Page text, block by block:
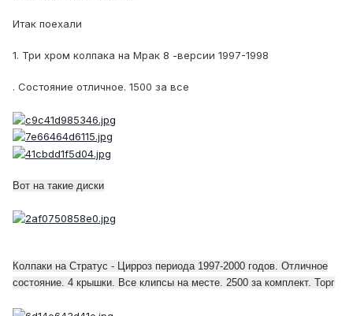
Итак поехали
1. Три хром колпака на Мрак 8 -версии 1997-1998
. Состояние отличное. 1500 за все
Вот на такие диски
Колпаки на Стратус - Цирроз периода 1997-2000 годов. Отличное
состояние. 4 крышки. Все клипсы на месте. 2500 за комплект. Торг